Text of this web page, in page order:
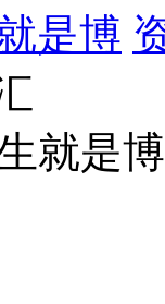
是博
就是博